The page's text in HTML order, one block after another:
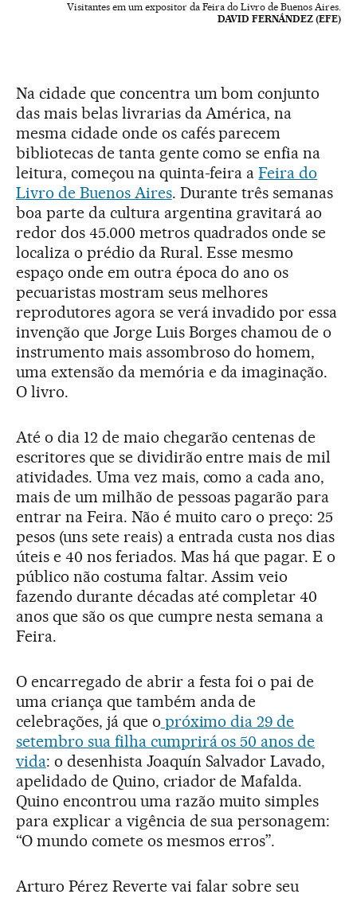
Visitantes em um expositor da Feira do Livro de Buenos Aires.
DAVID FERNÁNDEZ (EFE)
Na cidade que concentra um bom conjunto
das mais belas livrarias da América, na
mesma cidade onde os cafés parecem
bibliotecas de tanta gente como se enfia na
leitura, começou na quinta-feira aFeira do
Livro de Buenos Aires. Durante três semanas
boa parte da cultura argentina gravitará ao
redor dos 45.000 metros quadrados onde se
localiza o prédio da Rural. Esse mesmo
espaço onde em outra época do ano os
pecuaristas mostram seus melhores
reprodutores agora se verá invadido por essa
invenção que Jorge Luis Borges chamou de o
instrumento mais assombroso do homem,
uma extensão da memória e da imaginação.
O livro.
Até o dia 12 de maio chegarão centenas de
escritores que se dividirão entre mais de mil
atividades. Uma vez mais, como a cada ano,
mais de um milhão de pessoas pagarão para
entrar na Feira. Não é muito caro o preço: 25
pesos (uns sete reais) a entrada custa nos dias
úteis e 40 nos feriados. Mas há que pagar. E o
público não costuma faltar. Assim veio
fazendo durante décadas até completar 40
anos que são os que cumpre nesta semana a
Feira.
O encarregado de abrir a festa foi o pai de
uma criança que também anda de
celebrações, já que o próximo dia 29 de
setembro sua filha cumprirá os 50 anos de
vida: o desenhista Joaquín Salvador Lavado,
apelidado de Quino, criador de Mafalda.
Quino encontrou uma razão muito simples
para explicar a vigência de sua personagem:
“O mundo comete os mesmos erros”.
Arturo Pérez Reverte vai falar sobre seu